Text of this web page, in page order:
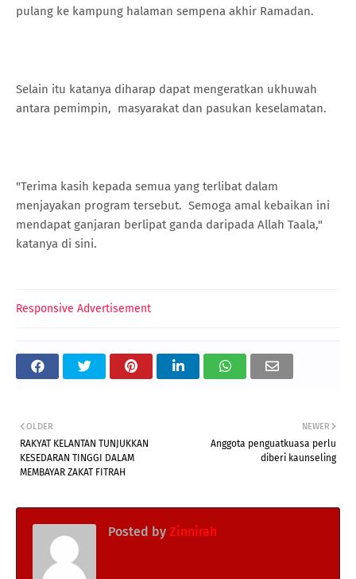
pulang ke kampung halaman sempena akhir Ramadan.
Selain itu katanya diharap dapat mengeratkan ukhuwah
antara pemimpin, masyarakat dan pasukan keselamatan.
"Terima kasih kepada semua yang terlibat dalam
menjayakan program tersebut. Semoga amal kebaikan ini
mendapat ganjaran berlipat ganda daripada Allah Taala,"
katanya di sini.
Responsive Advertisement
NEWER
Anggota penguatkuasa perlu
diberi kaunseling
OLDER
RAKYAT KELANTAN TUNJUKKAN
KESEDARAN TINGGI DALAM
MEMBAYAR ZAKAT FITRAH
Posted by Zinnirah